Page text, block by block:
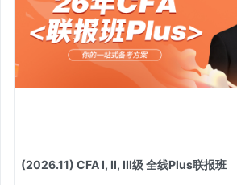
(2026.11) CFA I, II, III级 全线Plus联报班